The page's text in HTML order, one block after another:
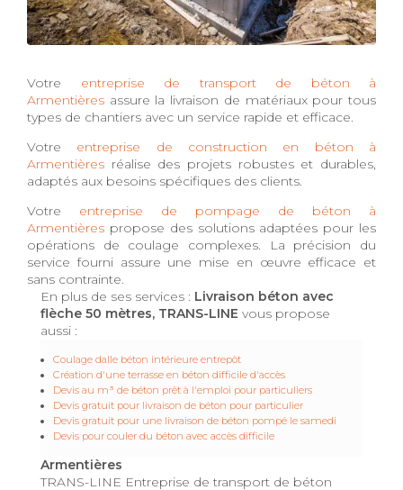
Votre entreprise de transport de béton à
Armentières assure la livraison de matériaux pour tous
types de chantiers avec un service rapide et efficace.
Votre entreprise de construction en béton à
Armentières réalise des projets robustes et durables,
adaptés aux besoins spécifiques des clients.
Votre entreprise de pompage de béton à
Armentières propose des solutions adaptées pour les
opérations de coulage complexes. La précision du
service fourni assure une mise en œuvre efficace et
sans contrainte.
En plus de ses services : Livraison béton avec
flèche 50 mètres, TRANS-LINE vous propose
aussi :
Coulage dalle béton intérieure entrepôt
Création d'une terrasse en béton difficile d'accès
Devis au m³ de béton prêt à l'emploi pour particuliers
Devis gratuit pour livraison de béton pour particulier
Devis gratuit pour une livraison de béton pompé le samedi
Devis pour couler du béton avec accès difficile
Armentières
TRANS-LINE Entreprise de transport de béton